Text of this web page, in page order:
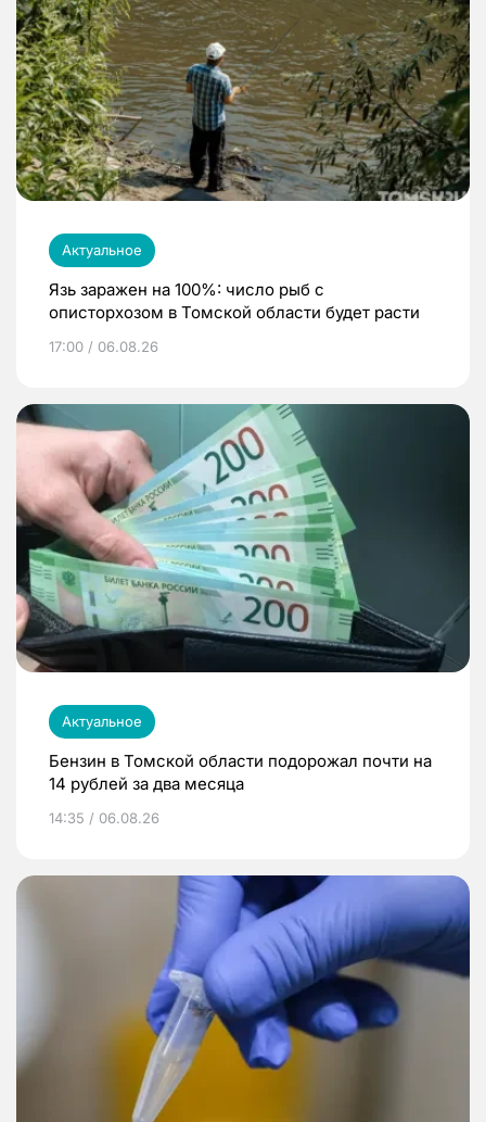
Актуальное
Язь заражен на 100%: число рыб с
описторхозом в Томской области будет расти
17:00 / 06.08.26
Актуальное
Бензин в Томской области подорожал почти на
14 рублей за два месяца
14:35 / 06.08.26